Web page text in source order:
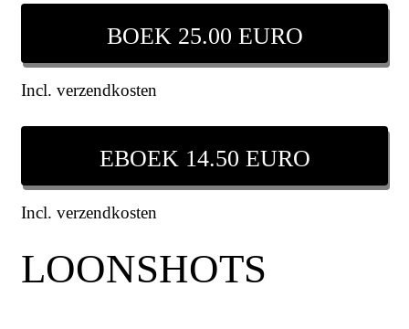
BOEK 25.00 EURO
Incl. verzendkosten
EBOEK 14.50 EURO
Incl. verzendkosten
LOONSHOTS